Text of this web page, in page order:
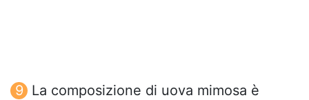
La composizione di uova mimosa è